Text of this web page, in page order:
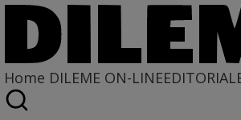
Home DILEME ON-LINE